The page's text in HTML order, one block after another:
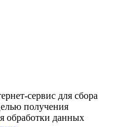
сервис для сбора
получения
обработки данных